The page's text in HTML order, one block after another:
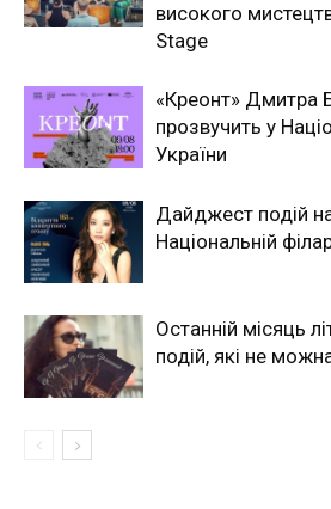
високого
Stage
«Креонт» Дмитра
прозвучить у
України
Дайджест подій
Національній
Останній місяць
подій, які не